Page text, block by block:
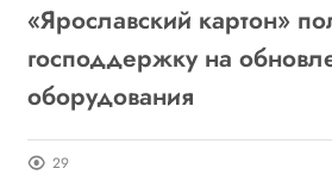
«Ярославский картон»
господдержку на
оборудования
29